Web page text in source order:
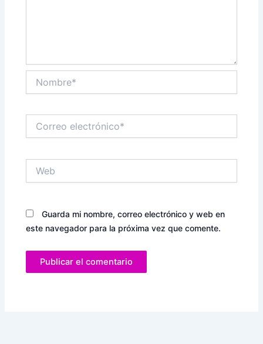
electrónico*
Guarda mi nombre, correo electrónico y web en
este navegador para la próxima vez que comente.